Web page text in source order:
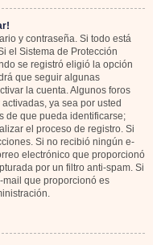
y contraseña. Si todo está
el Sistema de Protección
se registró eligió la opción
que seguir algunas
la cuenta. Algunos foros
ya sea por usted
de que pueda identificarse;
el proceso de registro. Si
Si no recibió ningún e-
electrónico que proporcionó
por un filtro anti-spam. Si
que proporcionó es